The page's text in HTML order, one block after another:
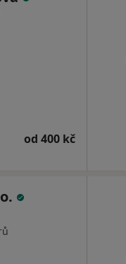
od 400 kč